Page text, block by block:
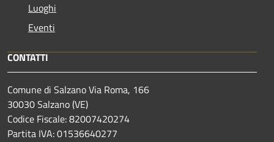
Luoghi
Eventi
CONTATTI
Comune di Salzano Via Roma, 166
30030 Salzano (VE)
Codice Fiscale: 82007420274
Partita IVA: 01536640277